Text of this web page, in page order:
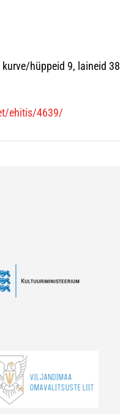
hüppeid 9, laineid 38
ehitis/4639/